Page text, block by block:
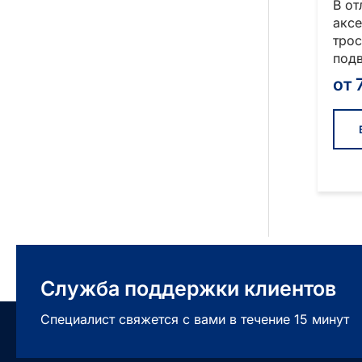
В
от
Служба поддержки клиентов
Специалист свяжется с вами в течение 15 минут